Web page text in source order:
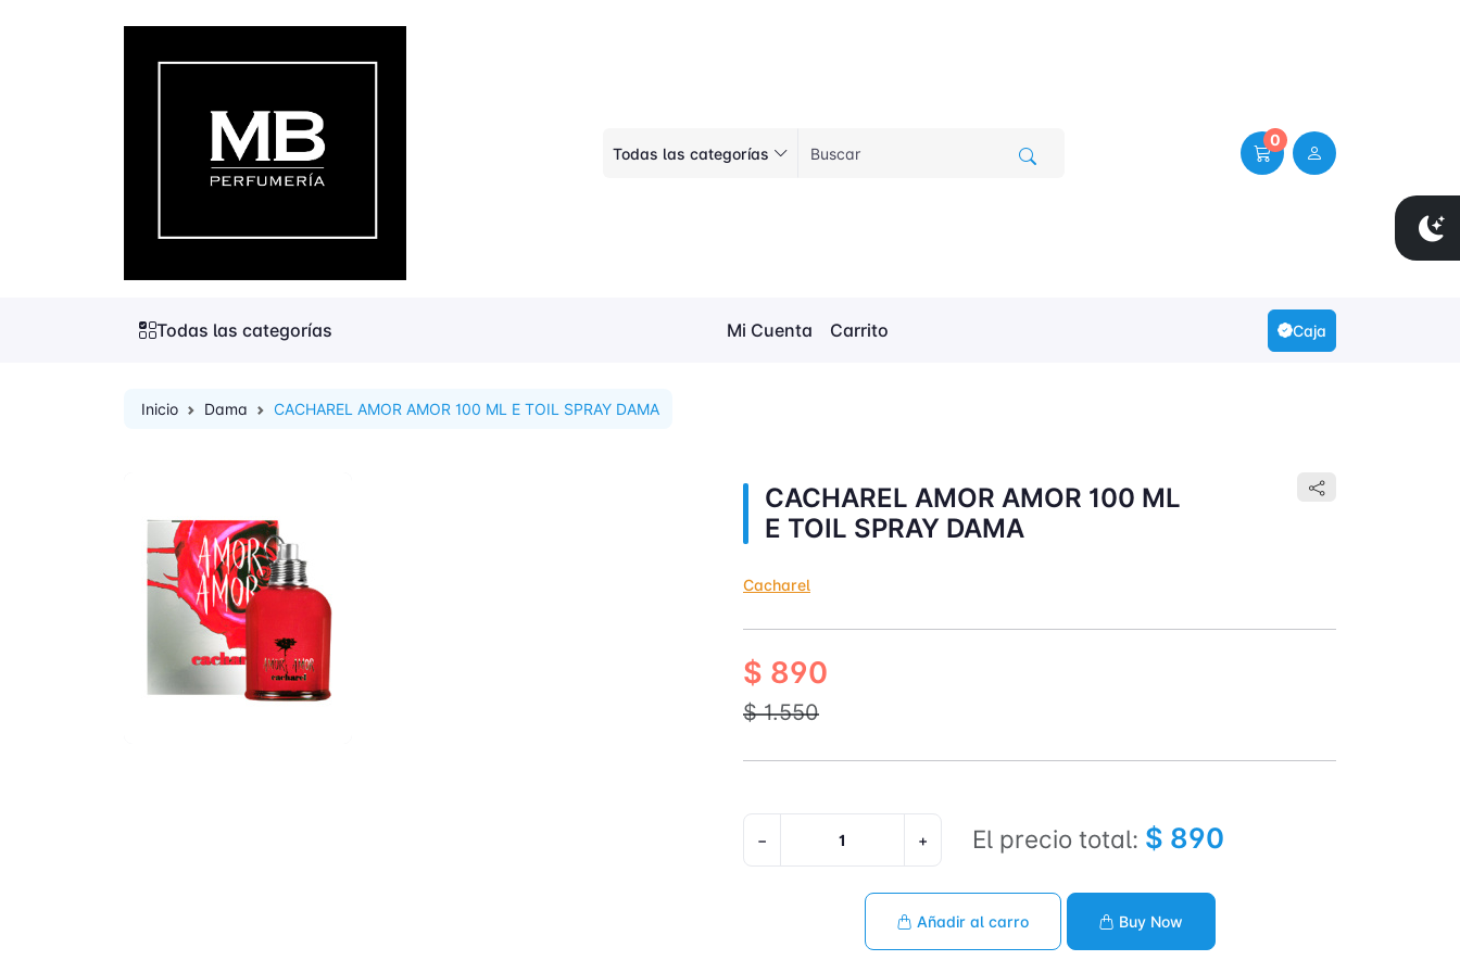
Todas las categorías
0
Todas las categorías Mi Cuenta Carrito Caja
Inicio Dama CACHAREL AMOR AMOR 100 ML E TOIL SPRAY DAMA
CACHAREL AMOR AMOR 100 ML
E TOIL SPRAY DAMA
Cacharel
$ 890
$ 1.550
− + El precio total: $ 890
Añadir al carro Buy Now